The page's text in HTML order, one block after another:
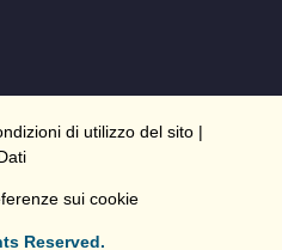
di utilizzo del sito |
sui cookie
Reserved.